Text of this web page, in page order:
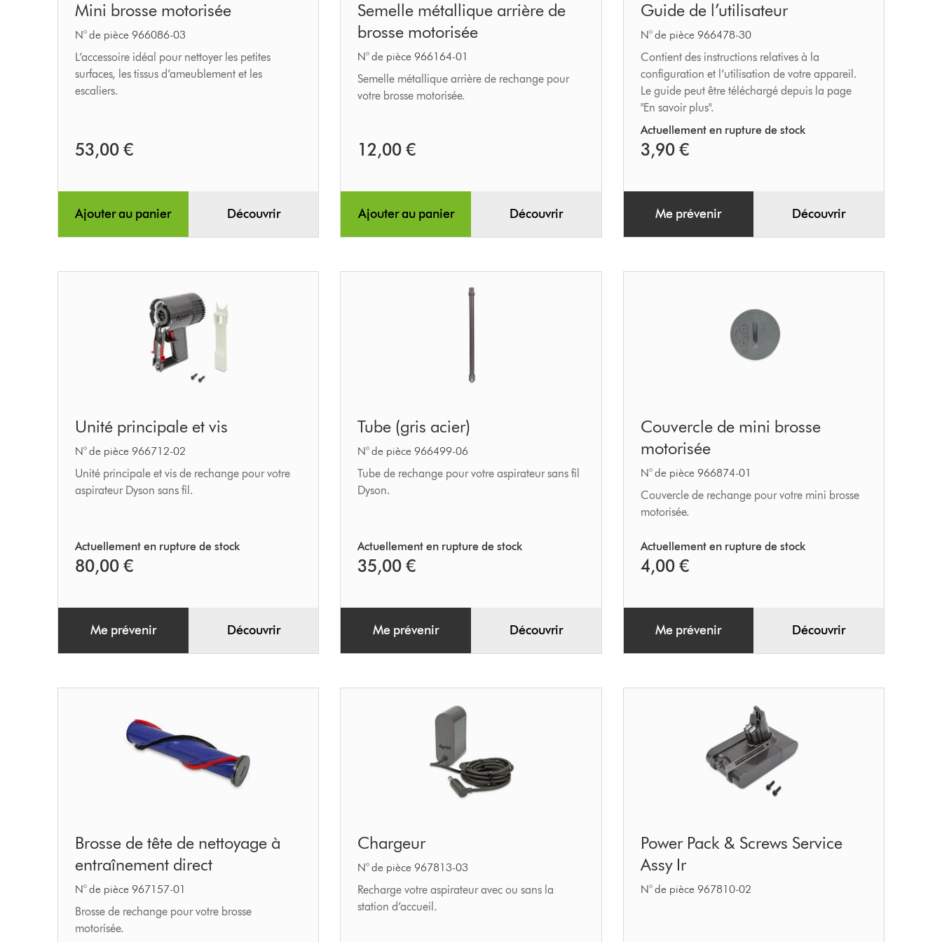
brosse
motorisée
Mini brosse motorisée
N° de pièce 966086-03
L’accessoire idéal pour nettoyer les petites
surfaces, les tissus d’ameublement et les
escaliers.
53,00 €
Ajouter au panier Découvrir
métallique
arrière
de
brosse
motorisée
Semelle métallique arrière de
brosse motorisée
N° de pièce 966164-01
Semelle métallique arrière de rechange pour
votre brosse motorisée.
12,00 €
Ajouter au panier Découvrir
de
l’utilisateur
Guide de l’utilisateur
N° de pièce 966478-30
Contient des instructions relatives à la
configuration et l’utilisation de votre appareil.
Le guide peut être téléchargé depuis la page
"En savoir plus".
Actuellement en rupture de stock
3,90 €
Me prévenir Découvrir
principale
et
vis
Unité principale et vis
N° de pièce 966712-02
Unité principale et vis de rechange pour votre
aspirateur Dyson sans fil.
Actuellement en rupture de stock
80,00 €
Me prévenir Découvrir
(gris
acier)
Tube (gris acier)
N° de pièce 966499-06
Tube de rechange pour votre aspirateur sans fil
Dyson.
Actuellement en rupture de stock
35,00 €
Me prévenir Découvrir
de
mini
brosse
motorisée
Couvercle de mini brosse
motorisée
N° de pièce 966874-01
Couvercle de rechange pour votre mini brosse
motorisée.
Actuellement en rupture de stock
4,00 €
Me prévenir Découvrir
de
tête
de
nettoyage
à
Brosse de tête de nettoyage à
entraînement direct
N° de pièce 967157-01
Brosse de rechange pour votre brosse
motorisée.
Chargeur
N° de pièce 967813-03
Recharge votre aspirateur avec ou sans la
station d’accueil.
Pack
&
Screws
Power Pack & Screws Service
Assy Ir
N° de pièce 967810-02